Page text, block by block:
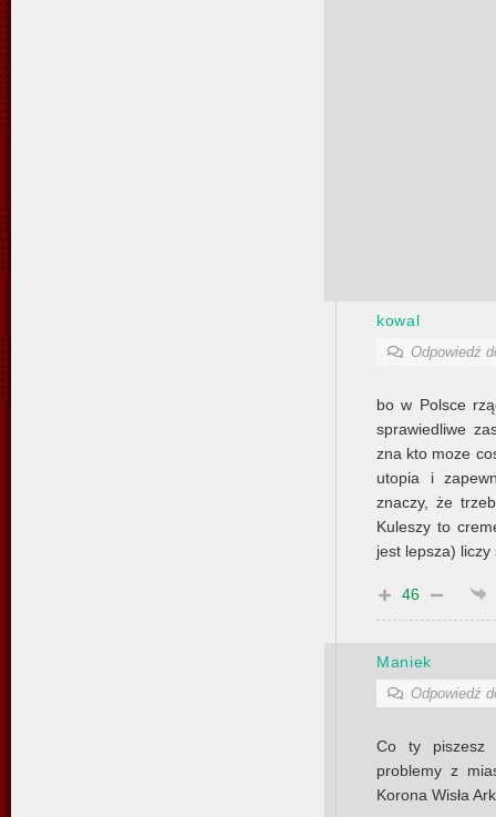
kowal
Odpowiedź
bo w Polsce
sprawiedliwe
zna kto moze
utopia i
znaczy, że
Kuleszy to
jest lepsza)
46
Maniek
Odpowiedź
Co ty piszesz
problemy z
Korona Wisła